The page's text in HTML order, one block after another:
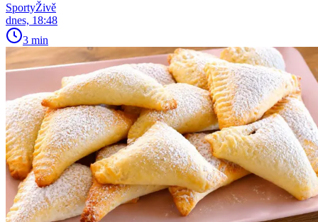
SportyŽivě
dnes, 18:48
3 min